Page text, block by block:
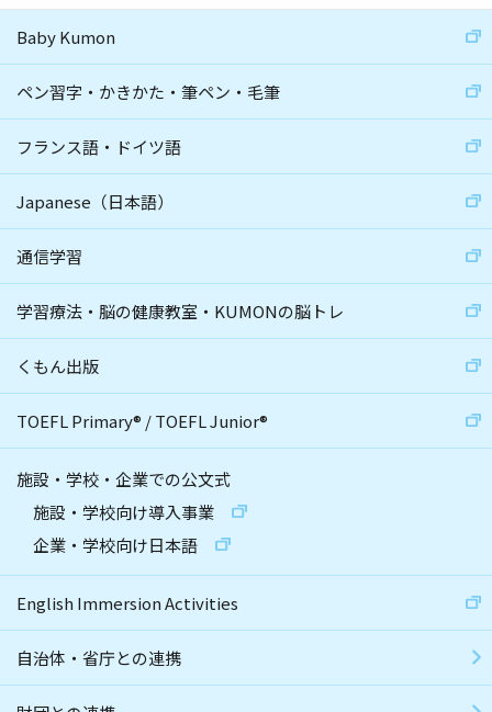
Baby Kumon
ペン習字・かきかた・筆ペン・毛筆
フランス語・ドイツ語
Japanese（日本語）
通信学習
学習療法・脳の健康教室・KUMONの脳トレ
くもん出版
TOEFL Primary® /TOEFL Junior®
施設・学校・企業での公文式
施設・学校向け導入事業
企業・学校向け日本語
English Immersion Activities
自治体・省庁との連携